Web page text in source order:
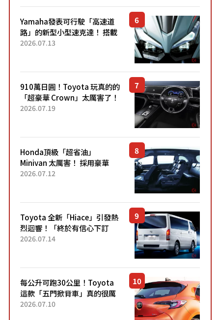
Yamaha發表可行駛「高速道
路」的新型小型速克達！ 搭載
能享受超強勁「渦輪感」的動
2026.07.13
910萬日圓！Toyota 玩真的的
「超豪華 Crown」太厲害了！
採用由「匠人技藝」打造的
2026.07.19
Honda頂級「超省油」
Minivan 太厲害！ 採用豪華
「真皮座椅」與專屬「黑色內
「三...
2026.07.12
Toyota 全新「Hiace」引發熱
烈迴響！「終於有信心下訂
了！」「哪個等級交車最
車？...
2026.07.14
每公升可跑30公里！Toyota
這款「五門掀背車」真的很厲
害！ 擁有全長4.3公尺的「剛剛
2026.07.10